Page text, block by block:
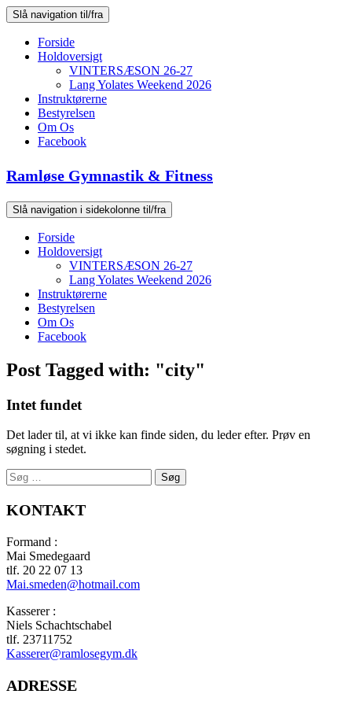
Slå navigation til/fra
Forside
Holdoversigt
VINTERSÆSON 26-27
Lang Yolates Weekend 2026
Instruktørerne
Bestyrelsen
Om Os
Facebook
Ramløse Gymnastik & Fitness
Slå navigation i sidekolonne til/fra
Forside
Holdoversigt
VINTERSÆSON 26-27
Lang Yolates Weekend 2026
Instruktørerne
Bestyrelsen
Om Os
Facebook
Post Tagged with: "city"
Intet fundet
Det lader til, at vi ikke kan finde siden, du leder efter. Prøv en
søgning i stedet.
Søg
efter:
KONTAKT
Formand :
Mai Smedegaard
tlf. 20 22 07 13
Mai.smeden@hotmail.com
Kasserer :
Niels Schachtschabel
tlf. 23711752
Kasserer@ramlosegym.dk
ADRESSE